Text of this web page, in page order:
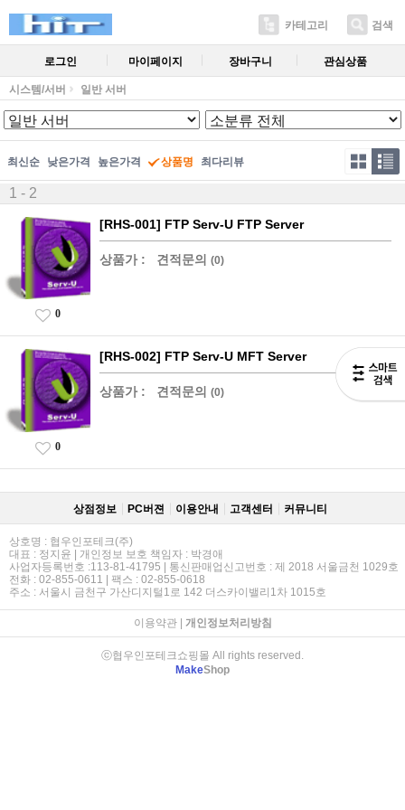
카테고리 검색
로그인 마이페이지 장바구니 관심상품
시스템/서버 일반 서버
최신순 낮은가격 높은가격 상품명 최다리뷰
1 - 2
[RHS-001] FTP Serv-U FTP Server
상품가 : 견적문의 (0)
0
[RHS-002] FTP Serv-U MFT Server
상품가 : 견적문의 (0)
0
상점정보 PC버젼 이용안내 고객센터 커뮤니티
상호명 : 협우인포테크(주)
대표 : 정지윤 | 개인정보 보호 책임자 : 박경애
사업자등록번호 :113-81-41795 | 통신판매업신고번호 : 제 2018 서울금천 1029호
전화 : 02-855-0611 | 팩스 : 02-855-0618
주소 : 서울시 금천구 가산디지털1로 142 더스카이밸리1차 1015호
이용약관| 개인정보처리방침
ⓒ협우인포테크쇼핑몰 All rights reserved.
MakeShop